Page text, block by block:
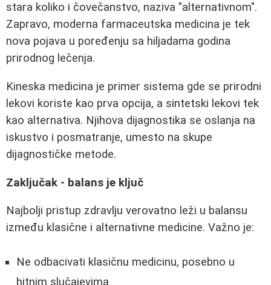
stara koliko i čovečanstvo, naziva "alternativnom".
Zapravo, moderna farmaceutska medicina je tek
nova pojava u poređenju sa hiljadama godina
prirodnog lečenja.
Kineska medicina je primer sistema gde se prirodni
lekovi koriste kao prva opcija, a sintetski lekovi tek
kao alternativa. Njihova dijagnostika se oslanja na
iskustvo i posmatranje, umesto na skupe
dijagnostičke metode.
Zaključak - balans je ključ
Najbolji pristup zdravlju verovatno leži u balansu
između klasične i alternativne medicine. Važno je:
Ne odbacivati klasičnu medicinu, posebno u
hitnim slučajevima